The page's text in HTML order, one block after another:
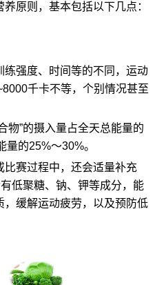
原则，基本包括以下几点：
练强度、时间等的不同，运动
千卡不等，个别情况甚至
物”的摄入量占全天总能量的
量的25%～30%。
比赛过程中，还会适量补充
低聚糖、钠、钾等成分，能
，缓解运动疲劳，以及预防低